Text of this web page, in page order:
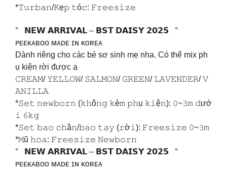
*𝚃𝚞𝚛𝚋𝚊𝚗/𝙺ẹ𝚙 𝚝ó𝚌: 𝙵𝚛𝚎𝚎𝚜𝚒𝚣𝚎
° 𝗡𝗘𝗪 𝗔𝗥𝗥𝗜𝗩𝗔𝗟 – 𝗕𝗦𝗧 𝗗𝗔𝗜𝗦𝗬 𝟮𝟬𝟮𝟱 °
ᴘᴇᴇᴋᴀʙᴏᴏ ᴍᴀᴅᴇ ɪɴ ᴋᴏʀᴇᴀ
Dành riêng cho các bé sơ sinh mẹ nha. Có thể mix ph
ụ kiện rời được ạ
𝙲𝚁𝙴𝙰𝙼/ 𝚈𝙴𝙻𝙻𝙾𝚆/ 𝚂𝙰𝙻𝙼𝙾𝙽/ 𝙶𝚁𝙴𝙴𝙽/ 𝙻𝙰𝚅𝙴𝙽𝙳𝙴𝚁/ 𝚅
𝙰𝙽𝙸𝙻𝙻𝙰
*𝚂𝚎𝚝 𝚗𝚎𝚠𝚋𝚘𝚛𝚗 (𝚔𝚑ô𝚗𝚐 𝚔è𝚖 𝚙𝚑ụ 𝚔𝚒ệ𝚗): 𝟶~𝟹𝚖 𝚍ướ
𝚒 𝟼𝚔𝚐
*𝚂𝚎𝚝 𝚋𝚊𝚘 𝚌𝚑â𝚗/𝚋𝚊𝚘 𝚝𝚊𝚢 (𝚛ờ𝚒): 𝙵𝚛𝚎𝚎𝚜𝚒𝚣𝚎 𝟶~𝟹𝚖
*𝙼ũ 𝚑𝚘𝚊: 𝙵𝚛𝚎𝚎𝚜𝚒𝚣𝚎 𝙽𝚎𝚠𝚋𝚘𝚛𝚗
° 𝗡𝗘𝗪 𝗔𝗥𝗥𝗜𝗩𝗔𝗟 – 𝗕𝗦𝗧 𝗗𝗔𝗜𝗦𝗬 𝟮𝟬𝟮𝟱 °
ᴘᴇᴇᴋᴀʙᴏᴏ ᴍᴀᴅᴇ ɪɴ ᴋᴏʀᴇᴀ